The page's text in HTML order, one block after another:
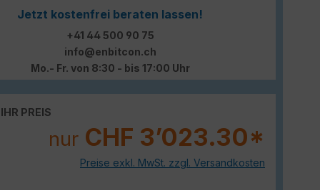
Jetzt kostenfrei beraten lassen!
+41 44 500 90 75
info@enbitcon.ch
Mo.- Fr. von 8:30 - bis 17:00 Uhr
IHR PREIS
nur CHF 3’023.30*
Preise exkl. MwSt. zzgl. Versandkosten